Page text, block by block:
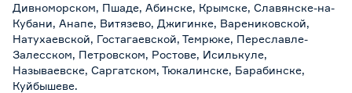
Дивноморском, Пшаде, Абинске, Крымске, Славянске-на-
Кубани, Анапе, Витязево, Джигинке, Варениковской,
Натухаевской, Гостагаевской, Темрюке, Переславле-
Залесском, Петровском, Ростове, Исилькуле,
Называевске, Саргатском, Тюкалинске, Барабинске,
Куйбышеве.